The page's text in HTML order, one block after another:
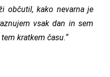
občutil, kako nevarna je
vsak dan in sem
kratkem času.“